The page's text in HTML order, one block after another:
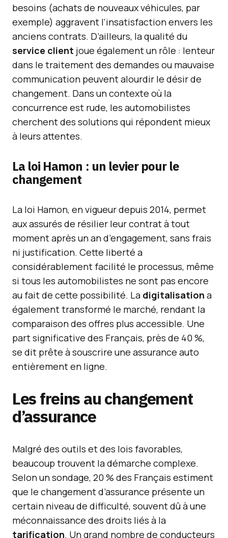
besoins (achats de nouveaux véhicules, par
exemple) aggravent l’insatisfaction envers les
anciens contrats. D’ailleurs, la qualité du
service client joue également un rôle : lenteur
dans le traitement des demandes ou mauvaise
communication peuvent alourdir le désir de
changement. Dans un contexte où la
concurrence est rude, les automobilistes
cherchent des solutions qui répondent mieux
à leurs attentes.
La loi Hamon : un levier pour le
changement
La loi Hamon, en vigueur depuis 2014, permet
aux assurés de résilier leur contrat à tout
moment après un an d’engagement, sans frais
ni justification. Cette liberté a
considérablement facilité le processus, même
si tous les automobilistes ne sont pas encore
au fait de cette possibilité. La digitalisation a
également transformé le marché, rendant la
comparaison des offres plus accessible. Une
part significative des Français, près de 40 %,
se dit prête à souscrire une assurance auto
entièrement en ligne.
Les freins au changement
d’assurance
Malgré des outils et des lois favorables,
beaucoup trouvent la démarche complexe.
Selon un sondage, 20 % des Français estiment
que le changement d’assurance présente un
certain niveau de difficulté, souvent dû à une
méconnaissance des droits liés à la
tarification. Un grand nombre de conducteurs